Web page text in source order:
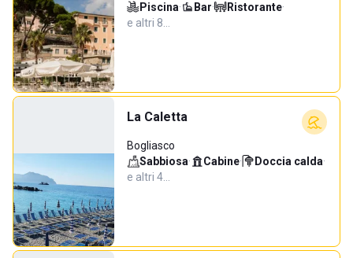
Piscina· Bar· Ristorante·
e altri 8…
La Caletta
Bogliasco
Sabbiosa· Cabine· Doccia calda·
e altri 4…